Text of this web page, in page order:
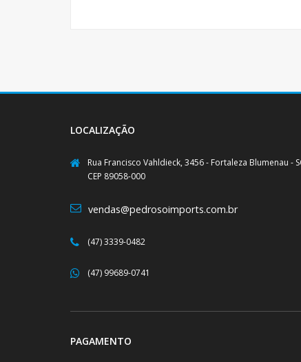
LOCALIZAÇÃO
Rua Francisco Vahldieck, 3456 - Fortaleza Blumenau -
CEP 89058-000
vendas@pedrosoimports.com.br
(47) 3339-0482
(47) 99689-0741
PAGAMENTO